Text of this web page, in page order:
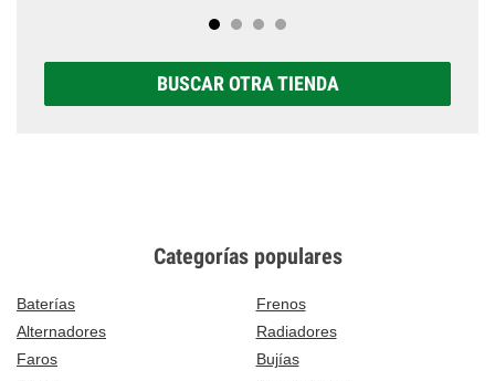
BUSCAR OTRA TIENDA
Categorías populares
Baterías
Frenos
Alternadores
Radiadores
Faros
Bujías